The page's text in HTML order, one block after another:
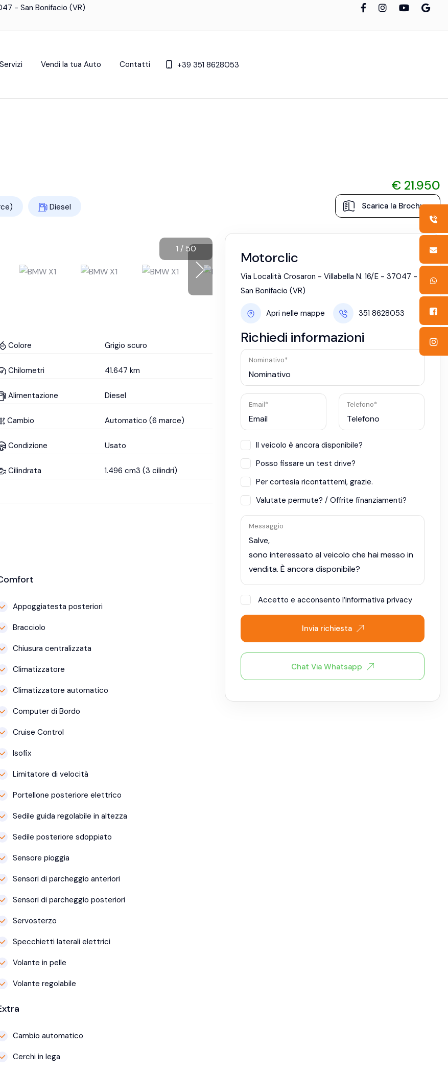
- San Bonifacio (VR)
Servizi Vendi la tua Auto Contatti +39 351 8628053
Diesel
€ 21.950
Scarica la Brochure
1 / 50
Colore Grigio scuro
Chilometri 41.647 km
Alimentazione Diesel
Cambio Automatico (6 marce)
Condizione Usato
Cilindrata 1.496 cm3 (3 cilindri)
Appoggiatesta posteriori
Bracciolo
Chiusura centralizzata
Climatizzatore
Climatizzatore automatico
Computer di Bordo
Cruise Control
Isofix
Limitatore di velocità
Portellone posteriore elettrico
Sedile guida regolabile in altezza
Sedile posteriore sdoppiato
Sensore pioggia
Sensori di parcheggio anteriori
Sensori di parcheggio posteriori
Servosterzo
Specchietti laterali elettrici
Volante in pelle
Volante regolabile
Cambio automatico
Cerchi in lega
Motorclic
Via Località Crosaron - Villabella N. 16/E - 37047 -
San Bonifacio (VR)
Apri nelle mappe 351 8628053
Richiedi informazioni
Nominativo*
Email* Telefono*
Il veicolo è ancora disponibile?
Posso fissare un test drive?
Per cortesia ricontattemi, grazie.
Valutate permute? / Offrite finanziamenti?
Messaggio
Accetto e acconsento l’informativa privacy
Invia richiesta
Chat Via Whatsapp